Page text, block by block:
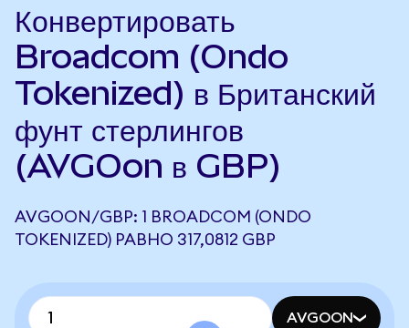
Конвертировать
Broadcom (Ondo
Tokenized) в Британский
фунт стерлингов
(AVGOon в GBP)
AVGOON/GBP: 1 BROADCOM (ONDO
TOKENIZED) РАВНО 317,0812 GBP
AVGOON